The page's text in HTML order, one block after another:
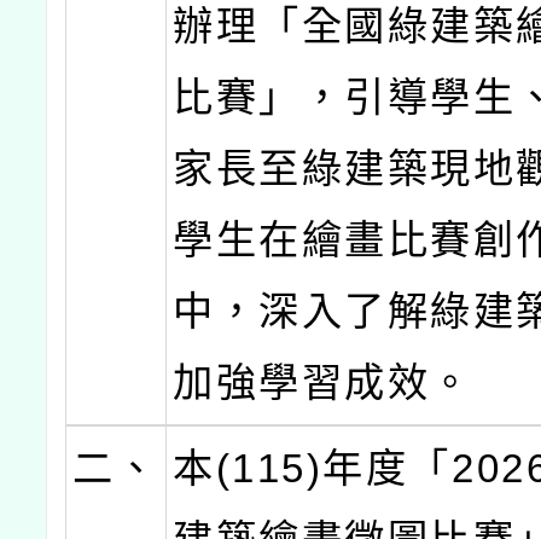
辦理「全國綠建築
比賽」，引導學生
家長至綠建築現地
學生在繪畫比賽創
中，深入了解綠建
加強學習成效。
二、
本(115)年度「